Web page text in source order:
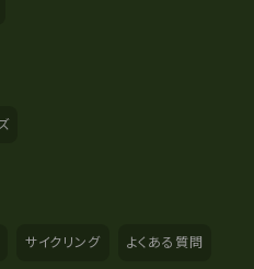
サイクリング よくある質問